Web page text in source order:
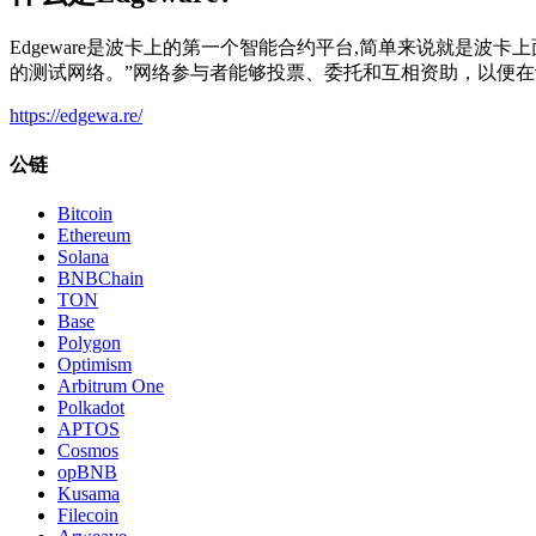
Edgeware是波卡上的第一个智能合约平台,简单来说就是波卡
的测试网络。”网络参与者能够投票、委托和互相资助，以便
https://edgewa.re/
公链
Bitcoin
Ethereum
Solana
BNBChain
TON
Base
Polygon
Optimism
Arbitrum One
Polkadot
APTOS
Cosmos
opBNB
Kusama
Filecoin